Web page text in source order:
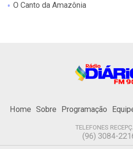
O Canto da Amazônia
Home Sobre Programação
TELEFONES
(96) 3084-